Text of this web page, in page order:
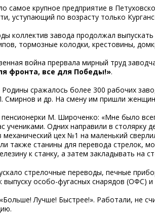
самое крупное предприятие в
уступающий по возрасту только
коллектив завода продолжал
тормозные колодки, крестовины,
война прервала мирный труд
фронта, все для Победы!».
сражалось более 300 рабочих
Смирнов и др. На смену им пришли
М. Широченко: «Мне было
учениками. Одних направили в столярку
цех №1 на маленький
также станины для перевода стрелок,
к станку, а затем закладывать на
стрелочные переводы, печные
выпуску особо-фугасных снарядов (ОФС)
Лучше! Быстрее!». Работали, не